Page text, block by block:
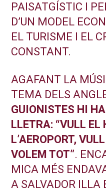
PAISATGÍSTIC I
D’UN MODEL
EL TURISME I EL
CONSTANT.
AGAFANT LA
TEMA DELS
GUIONISTES HI
LLETRA: “VULL EL
L’AEROPORT,
VOLEM TOT”.
MICA MÉS
A SALVADOR ILLA